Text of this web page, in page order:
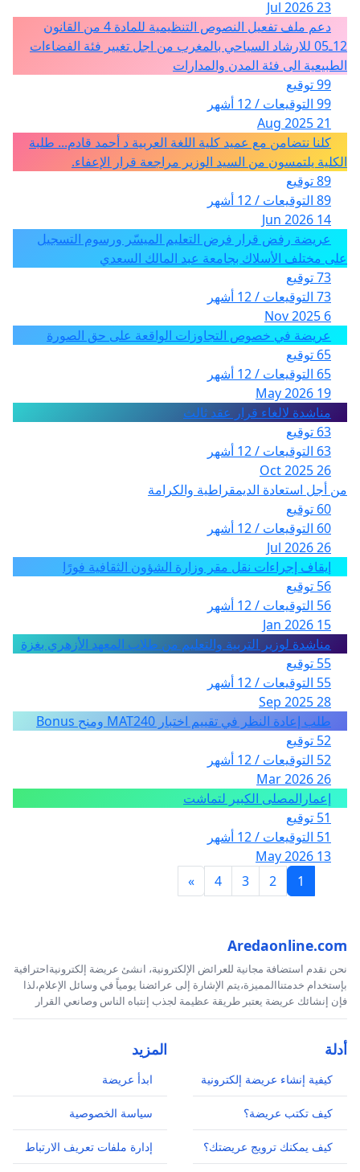
23 Jul 2026
دعم ملف تفعيل النصوص التنظيمية للمادة 4 من القانون
12ـ05 للارشاد السياحي بالمغرب من اجل تغيير فئة الفضاءات
الطبيعية الى فئة المدن والمدارات
99 توقيع
99 التوقيعات / 12 أشهر
21 Aug 2025
كلنا نتضامن مع عميد كلية اللغة العربية د أحمد قادم... طلبة
الكلية يلتمسون من السيد الوزير مراجعة قرار الإعفاء.
89 توقيع
89 التوقيعات / 12 أشهر
14 Jun 2026
عريضة رفض قرار فرض التعليم الميسّر ورسوم التسجيل
على مختلف الأسلاك بجامعة عبد المالك السعدي
73 توقيع
73 التوقيعات / 12 أشهر
6 Nov 2025
عريضة في خصوص التجاوزات الواقعة على حق الصورة
65 توقيع
65 التوقيعات / 12 أشهر
19 May 2026
مناشدة لالغاء قرار عقد ثالث
63 توقيع
63 التوقيعات / 12 أشهر
26 Oct 2025
من أجل استعادة الديمقراطية والكرامة
60 توقيع
60 التوقيعات / 12 أشهر
26 Jul 2026
إيقاف إجراءات نقل مقر وزارة الشؤون الثقافية فورًا
56 توقيع
56 التوقيعات / 12 أشهر
15 Jan 2026
مناشدة لوزير التربية والتعليم من طلاب المعهد الأزهري بغزة
55 توقيع
55 التوقيعات / 12 أشهر
28 Sep 2025
طلب إعادة النظر في تقييم اختبار MAT240 ومنح Bonus
52 توقيع
52 التوقيعات / 12 أشهر
26 Mar 2026
إعمارالمصلى الكبير لتماشت
51 توقيع
51 التوقيعات / 12 أشهر
13 May 2026
1
2
3
4
»
Aredaonline.com
نحن نقدم استضافة مجانية للعرائض الإلكترونية، انشئ عريضة إلكترونيةاحترافية
بإستخدام خدمتناالمميزة،يتم الإشارة إلى عرائضنا يومياً في وسائل الإعلام،لذا
فإن إنشائك عريضة يعتبر طريقة عظيمة لجذب إنتباه الناس وصانعي القرار
أدلة
كيفية إنشاء عريضة إلكترونية
كيف تكتب عريضة؟
كيف يمكنك ترويج عريضتك؟
المزيد
ابدأ عريضة
سياسة الخصوصية
إدارة ملفات تعريف الارتباط